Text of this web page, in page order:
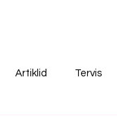
Artiklid Tervis